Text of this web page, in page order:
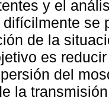
y el
se
de la
es
del
la